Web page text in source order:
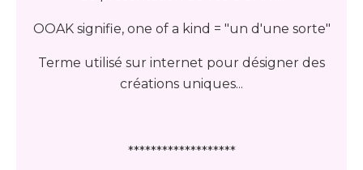
OOAK signifie, one of a kind = "un d'une sorte"
Terme utilisé sur internet pour désigner des
créations uniques...
*******************